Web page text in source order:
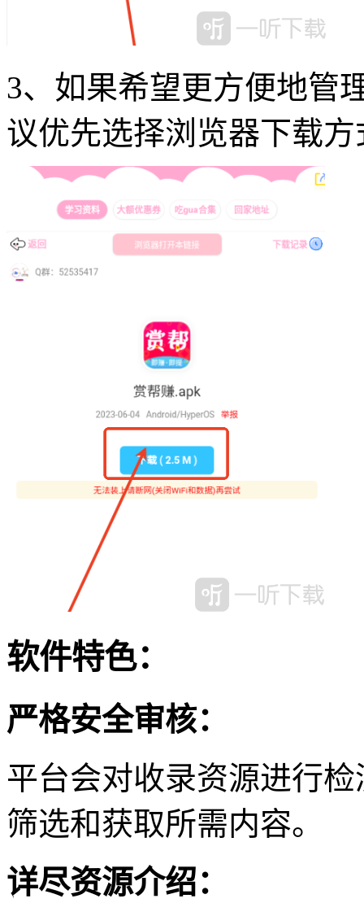
3、如果希望更方便地管
议优先选择浏览器下载方
软件特色：
严格安全审核：
平台会对收录资源进行
筛选和获取所需内容。
详尽资源介绍：